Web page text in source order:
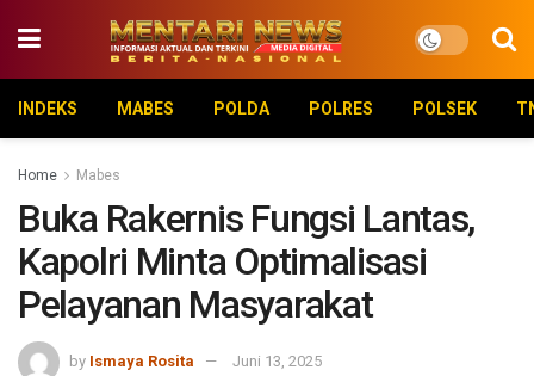
INDEKS MABES POLDA POLRES POLSEK
Home Mabes
Buka Rakernis Fungsi Lantas,
Kapolri Minta Optimalisasi
Pelayanan Masyarakat
by Ismaya Rosita Juni 13, 2025